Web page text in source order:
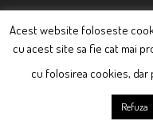
© Ciutacu 2015
Acest website foloseste
cu acest site sa fie cat mai
cu folosirea cookies, dar
Refuza